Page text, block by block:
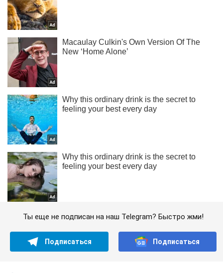
Ты еще не подписан на наш Telegram? Быстро жми!
Подписаться Подписаться